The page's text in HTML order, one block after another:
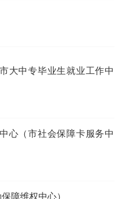
大中专毕业生就业工作中
心（市社会保障卡服务中
障维权中心）